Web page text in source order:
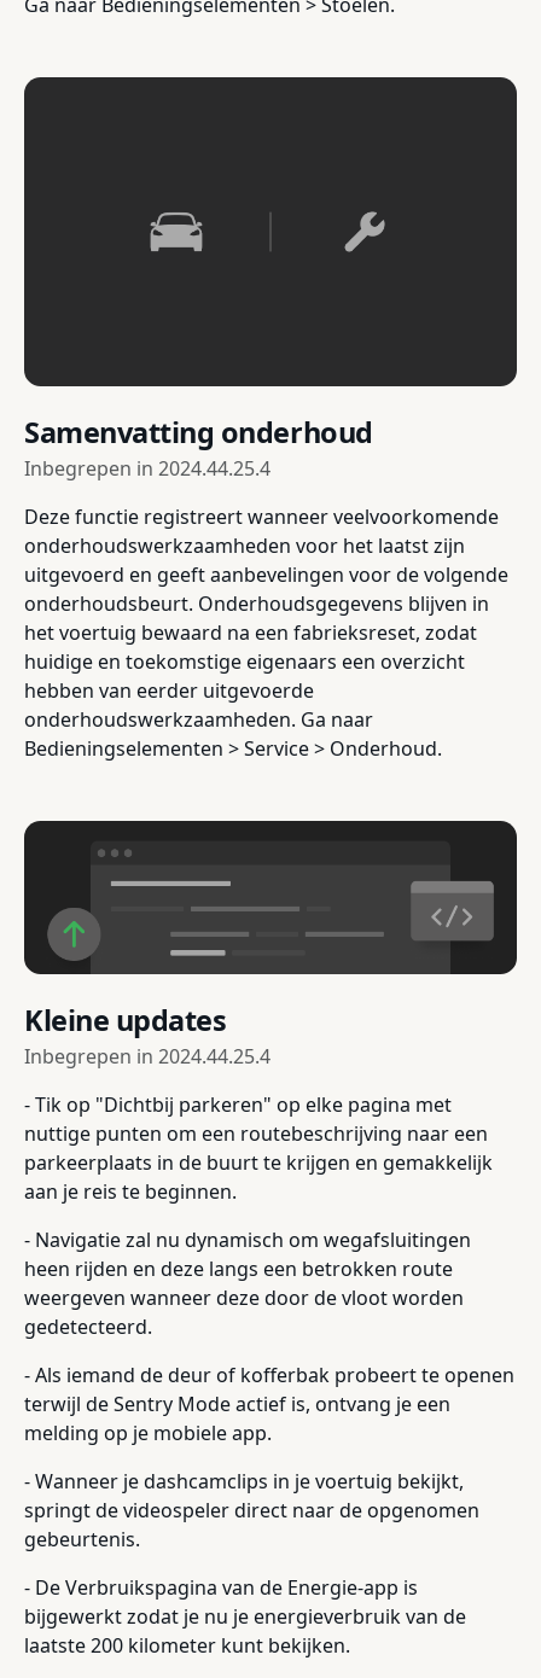
Ga naar Bedieningselementen > Stoelen.
Samenvatting onderhoud
Inbegrepen in 2024.44.25.4
Deze functie registreert wanneer veelvoorkomende
onderhoudswerkzaamheden voor het laatst zijn
uitgevoerd en geeft aanbevelingen voor de volgende
onderhoudsbeurt. Onderhoudsgegevens blijven in
het voertuig bewaard na een fabrieksreset, zodat
huidige en toekomstige eigenaars een overzicht
hebben van eerder uitgevoerde
onderhoudswerkzaamheden. Ga naar
Bedieningselementen > Service > Onderhoud.
Kleine updates
Inbegrepen in 2024.44.25.4
- Tik op "Dichtbij parkeren" op elke pagina met
nuttige punten om een routebeschrijving naar een
parkeerplaats in de buurt te krijgen en gemakkelijk
aan je reis te beginnen.
- Navigatie zal nu dynamisch om wegafsluitingen
heen rijden en deze langs een betrokken route
weergeven wanneer deze door de vloot worden
gedetecteerd.
- Als iemand de deur of kofferbak probeert te openen
terwijl de Sentry Mode actief is, ontvang je een
melding op je mobiele app.
- Wanneer je dashcamclips in je voertuig bekijkt,
springt de videospeler direct naar de opgenomen
gebeurtenis.
- De Verbruikspagina van de Energie-app is
bijgewerkt zodat je nu je energieverbruik van de
laatste 200 kilometer kunt bekijken.